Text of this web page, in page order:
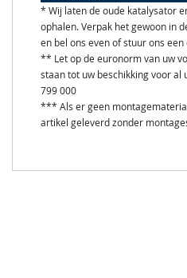
* Wij laten de oude katalysator
ophalen. Verpak het gewoon in
en bel ons even of stuur ons een
** Let op de euronorm van uw
staan tot uw beschikking voor
799 000
*** Als er geen
artikel geleverd zonder